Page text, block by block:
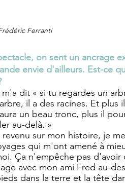
Ferranti
on sent un ancrage
envie d'ailleurs. Est-ce
m'a dit « si tu regardes un
il a des racines. Et plus
un beau tronc, plus il
au-delà. »
revenu sur mon histoire, je
qui m'ont amené à
Ça n'empêche pas d'avoir
avec mon ami Fred au-
dans la terre et la tête